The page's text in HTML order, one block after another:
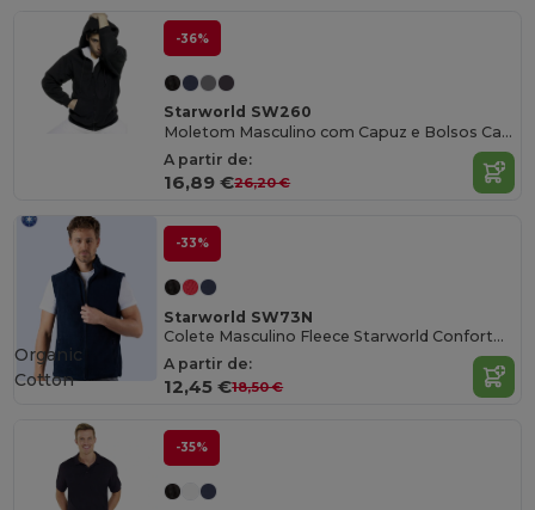
-36%
Starworld SW260
Moletom Masculino com Capuz e Bolsos Canguru
A partir de:
16,89 €26,20 €
-33%
Starworld SW73N
Colete Masculino Fleece Starworld Conforto e Estilo
A partir de:
12,45 €18,50 €
Organic
Cotton
-35%